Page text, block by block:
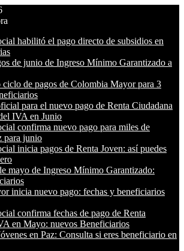
habilitó el pago directo de subsidios en
de junio de Ingreso Mínimo Garantizado a
de pagos de Colombia Mayor para 3
para el nuevo pago de Renta Ciudadana
IVA en Junio
confirma nuevo pago para miles de
para junio
inicia pagos de Renta Joven: así puedes
mayo de Ingreso Mínimo Garantizado:
inicia nuevo pago: fechas y beneficiarios
confirma fechas de pago de Renta
en Mayo: nuevos Beneficiarios
en Paz: Consulta si eres beneficiario en